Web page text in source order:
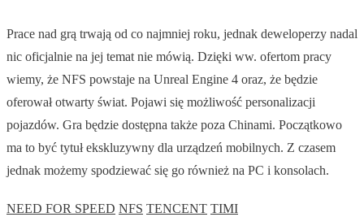
Prace nad grą trwają od co najmniej roku, jednak deweloperzy nadal
nic oficjalnie na jej temat nie mówią. Dzięki ww. ofertom pracy
wiemy, że NFS powstaje na Unreal Engine 4 oraz, że będzie
oferował otwarty świat. Pojawi się możliwość personalizacji
pojazdów. Gra będzie dostępna także poza Chinami. Początkowo
ma to być tytuł ekskluzywny dla urządzeń mobilnych. Z czasem
jednak możemy spodziewać się go również na PC i konsolach.
NEED FOR SPEED NFS TENCENT TIMI